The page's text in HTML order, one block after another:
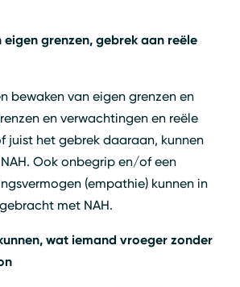
eigen grenzen, gebrek aan reële
bewaken van eigen grenzen en
en verwachtingen en reële
juist het gebrek daaraan, kunnen
Ook onbegrip en/of een
(empathie) kunnen in
met NAH.
wat iemand vroeger zonder